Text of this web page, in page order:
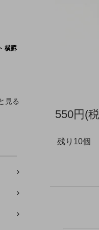
横罫
見る
550円(
残り10個